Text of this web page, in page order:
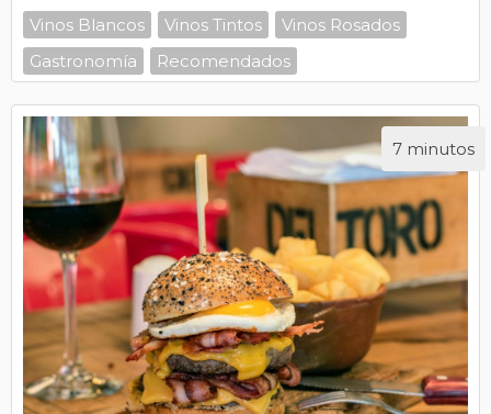
Vinos Blancos
Vinos Tintos
Vinos Rosados
Gastronomía
Recomendados
7 minutos